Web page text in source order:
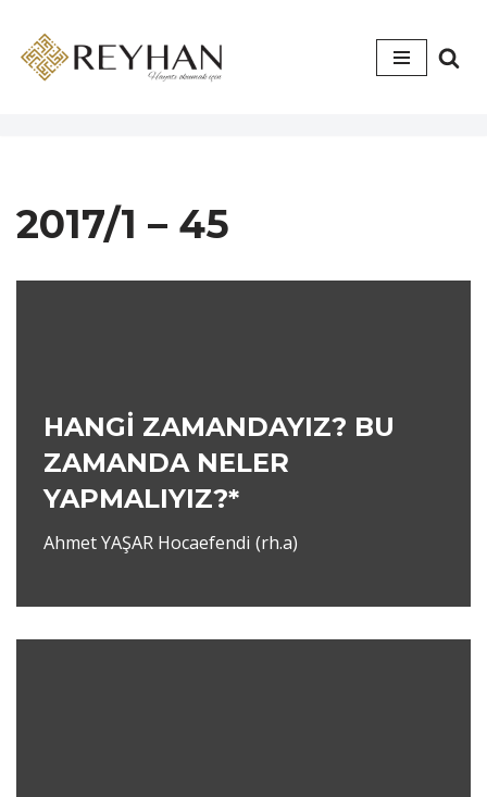
İçeriğe
2017/1 – 45
HANGİ ZAMANDAYIZ? BU
ZAMANDA NELER
YAPMALIYIZ?*
Ahmet YAŞAR Hocaefendi (rh.a)